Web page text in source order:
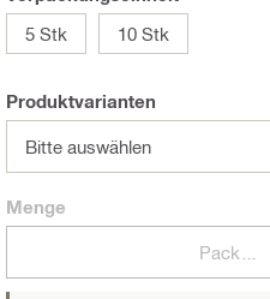
5 Stk
10 Stk
Produktvarianten
Bitte auswählen
Menge